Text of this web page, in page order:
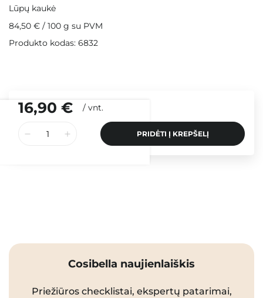
16,90 € / vnt.
PRIDĖTI Į KREPŠELĮ
Lūpų kaukė
84,50 € / 100 g su PVM
Produkto kodas: 6832
Cosibella naujienlaiškis
Priežiūros checklistai, ekspertų patarimai,